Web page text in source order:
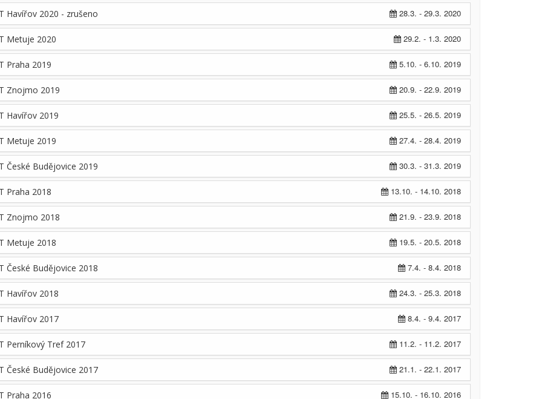
28.3. - 29.3. 2020
Havířov 2020 - zrušeno
29.2. - 1.3. 2020
Metuje 2020
5.10. - 6.10. 2019
Praha 2019
20.9. - 22.9. 2019
Znojmo 2019
25.5. - 26.5. 2019
Havířov 2019
27.4. - 28.4. 2019
Metuje 2019
30.3. - 31.3. 2019
České Budějovice 2019
13.10. - 14.10. 2018
Praha 2018
21.9. - 23.9. 2018
Znojmo 2018
19.5. - 20.5. 2018
Metuje 2018
7.4. - 8.4. 2018
České Budějovice 2018
24.3. - 25.3. 2018
Havířov 2018
8.4. - 9.4. 2017
Havířov 2017
11.2. - 11.2. 2017
Perníkový Tref 2017
21.1. - 22.1. 2017
České Budějovice 2017
15.10. - 16.10. 2016
Praha 2016